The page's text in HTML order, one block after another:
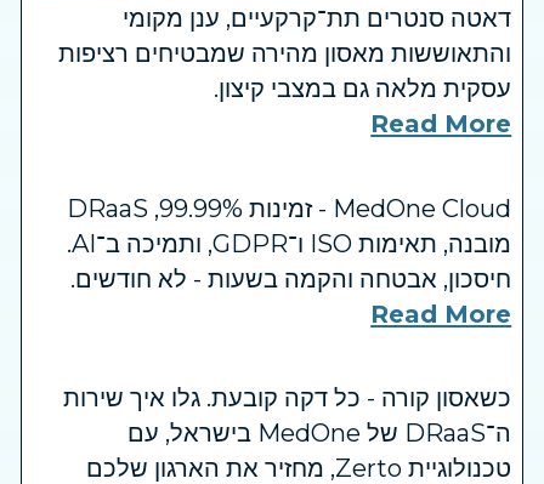
דאטה סנטרים תת־קרקעיים, ענן מקומי
והתאוששות מאסון מהירה שמבטיחים רציפות
עסקית מלאה גם במצבי קיצון.
Read More
MedOne Cloud - זמינות ‎99.99%, ‏DRaaS
מובנה, תאימות ‏ISO ו־GDPR, ותמיכה ב־AI.
חיסכון, אבטחה והקמה בשעות - לא חודשים.
Read More
כשאסון קורה - כל דקה קובעת. גלו איך שירות
ה־DRaaS של MedOne בישראל, עם
טכנולוגיית Zerto, מחזיר את הארגון שלכם